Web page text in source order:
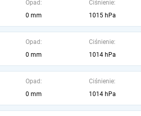
Opad:
0 mm
Ciśnienie:
1015 hPa
Opad:
0 mm
Ciśnienie:
1014 hPa
Opad:
0 mm
Ciśnienie:
1014 hPa